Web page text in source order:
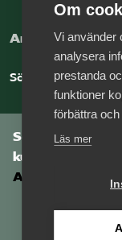
Arbeta hos
Sök jobb hos oss
Som medlem
kunskapsbank
Om
Vi använder
analysera
prestanda
funktioner
förbättra
Läs mer